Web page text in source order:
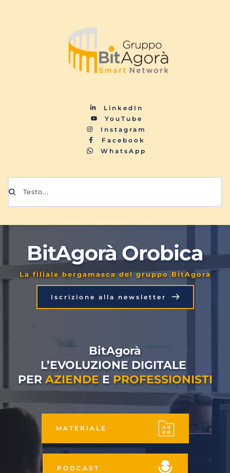
LinkedIn
YouTube
Instagram
Facebook
WhatsApp
Testo...
BitAgorà Orobica
La filiale bergamasca del gruppo BitAgorà
Iscrizione alla newsletter
BitAgorà
L’EVOLUZIONE DIGITALE
PER AZIENDE E PROFESSIONISTI
MATERIALE
PODCAST